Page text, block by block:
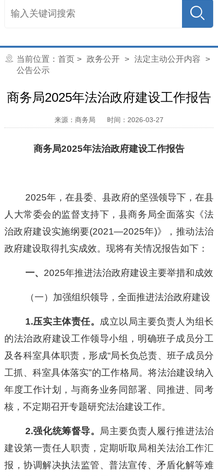
当前位置： 首页 > 政务公开> 法定主动公开内容 >
公告公示
商务局2025年法治政府建设工作报告
来源：商务局 时间：2026-03-27
商务局2025年法治政府建设工作报告
2025年，在县委、县政府的坚强领导下，在县
人大常委会的监督支持下， 县商务局全面落实《法
治政府建设实施纲要(2021—2025年)》，推动法治
政府建设取得扎实成效。现将有关情况报告如下：
一、 2025年推进法治政府建设主要举措和成效
（一）加强组织领导，全面推进法治政府建设
1.压实主体责任。 成立以局主要负责人为组长
的法治政府建设工作领导小组，明确班子成员分工
及各科室具体职责，形成“局长负总责、班子成员分
工抓、科室具体落实”的工作格局。将法治建设纳入
年度工作计划，与商务业务同部署、同推进、同考
核，不定期召开专题研究法治建设工作。
2.强化统筹督导。
局主要负责人履行推进法治
建设第一责任人职责，定期听取局相关法治工作汇
报，协调解决执法监管、普法宣传、矛盾化解等难